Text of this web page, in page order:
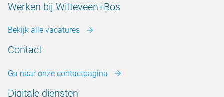
Werken bij Witteveen+Bos
Bekijk alle vacatures
Contact
Ga naar onze contactpagina
Digitale diensten